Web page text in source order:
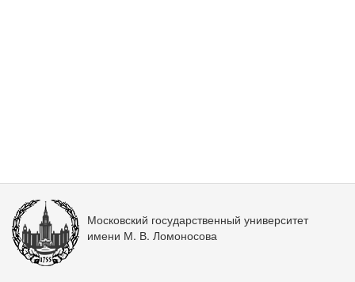
Московский государственный университет
имени М. В. Ломоносова